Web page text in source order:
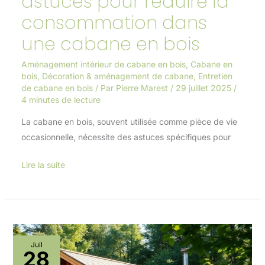
consommation dans
une cabane en bois
Aménagement intérieur de cabane en bois, Cabane en
bois, Décoration & aménagement de cabane, Entretien
de cabane en bois/ Par Pierre Marest / 29 juillet 2025 /
4 minutes de lecture
La cabane en bois, souvent utilisée comme pièce de vie
occasionnelle, nécessite des astuces spécifiques pour
en
bois
Lire la suite
Juil
28
Entretien
facile